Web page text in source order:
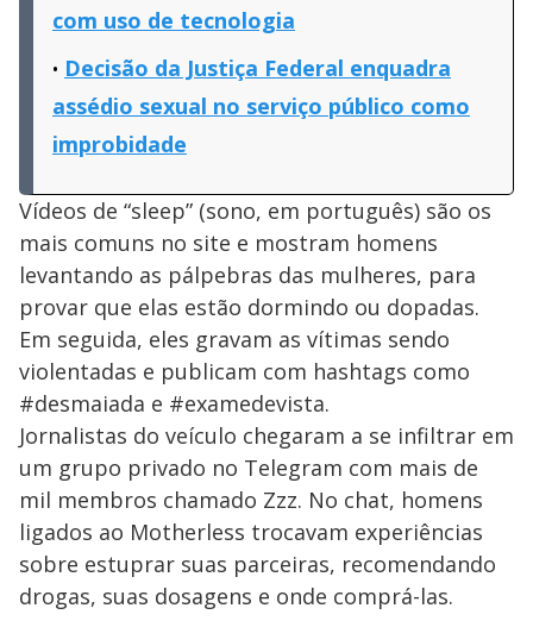
com uso de tecnologia
Decisão da Justiça Federal enquadra
assédio sexual no serviço público como
improbidade
Vídeos de “sleep” (sono, em português) são os
mais comuns no site e mostram homens
levantando as pálpebras das mulheres, para
provar que elas estão dormindo ou dopadas.
Em seguida, eles gravam as vítimas sendo
violentadas e publicam com hashtags como
#desmaiada e #examedevista.
Jornalistas do veículo chegaram a se infiltrar em
um grupo privado no Telegram com mais de
mil membros chamado Zzz. No chat, homens
ligados ao Motherless trocavam experiências
sobre estuprar suas parceiras, recomendando
drogas, suas dosagens e onde comprá-las.